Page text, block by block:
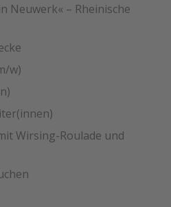
Neuwerk« – Rheinische
w)
­Wirsing-Roulade und